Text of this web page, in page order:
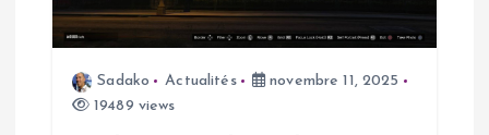
Sadako Actualités
novembre 11, 2025
19489 views